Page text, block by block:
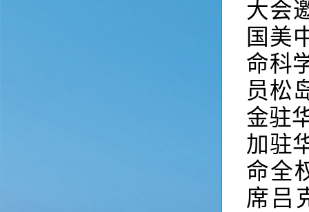
大会
国美
命科
员松
金驻
加驻
命全
席吕